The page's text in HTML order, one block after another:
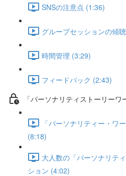
SNSの注意点 (1:36)
グループセッションの傾
時間管理 (3:29)
フィードバック (2:43)
「パーソナリティストーリー
「パーソナリティー・ワ
(8:18)
大人数の「パーソナリテ
ション (4:02)